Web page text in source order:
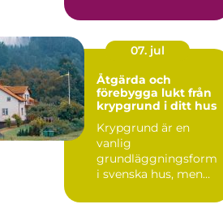
r...
07. jul
Åtgärda och
förebygga lukt från
krypgrund i ditt hus
Krypgrund är en
vanlig
grundläggningsform
i svenska hus, men
uts...